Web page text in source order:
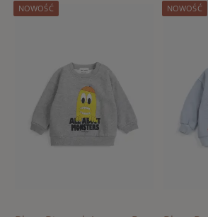
NOWOŚĆ NOWOŚĆ